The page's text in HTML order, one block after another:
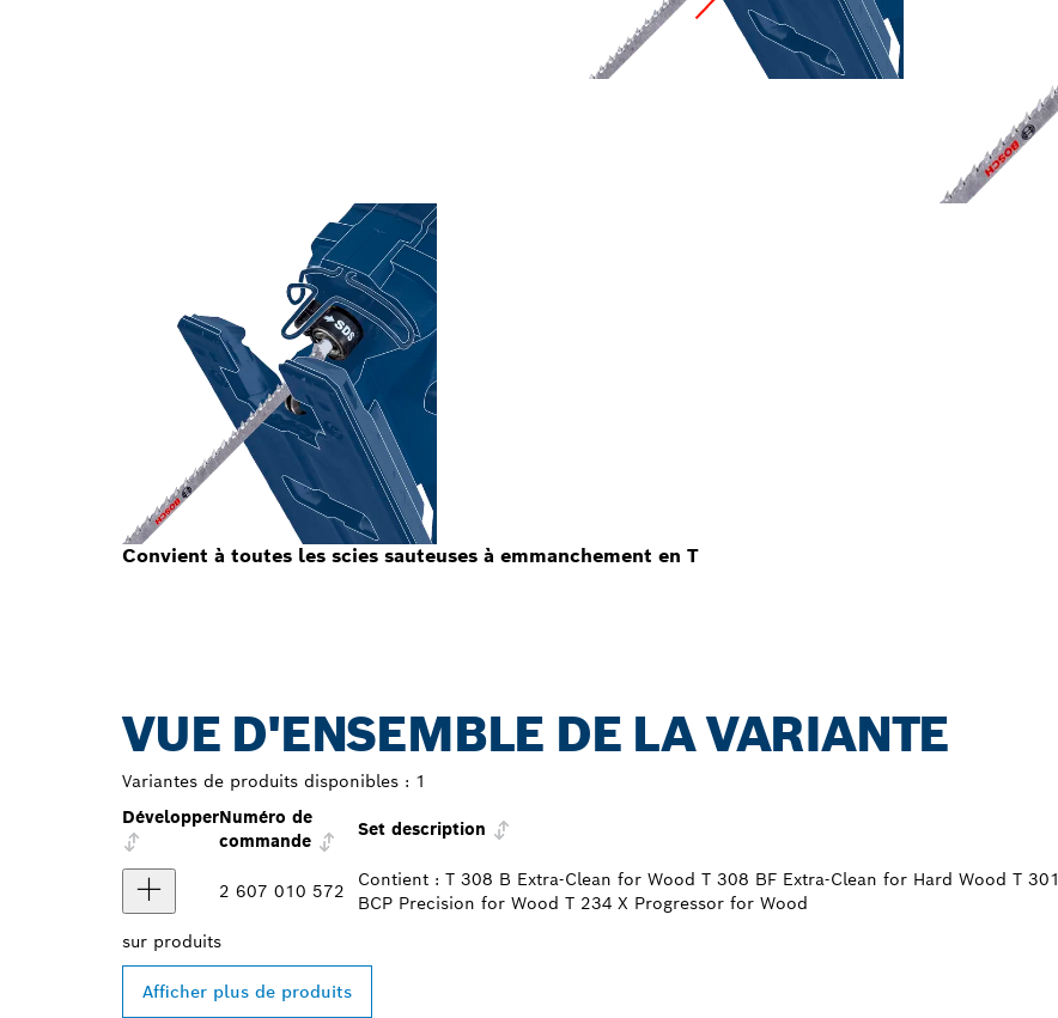
Convient à toutes les scies sauteuses à emmanchement en T
VUE D'ENSEMBLE DE LA VARIANTE
Variantes de produits disponibles : 1
DévelopperNuméro de
commande
Set description
2 607 010 572
Contient : T 308 B Extra-Clean for Wood T 308 BF Extra-Clean for Hard Wood T 301
BCP Precision for Wood T 234 X Progressor for Wood
sur produits
Afficher plus de produits